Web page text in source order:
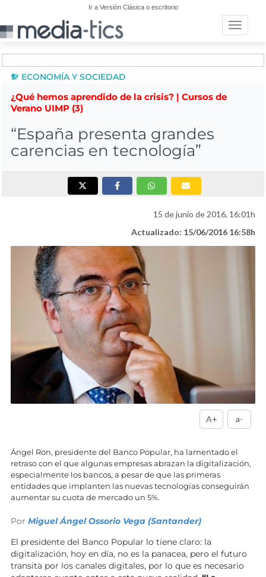
Ir a Versión Clásica o escritorio
Toggle
ECONOMÍA Y SOCIEDAD
¿Qué hemos aprendido de la crisis? | Cursos de
Verano UIMP (3)
“España presenta grandes
carencias en tecnología”
15 de junio de 2016, 16:01h
Actualizado: 15/06/2016 16:58h
A+ a-
Ángel Ron, presidente del Banco Popular, ha lamentado el
retraso con el que algunas empresas abrazan la digitalización,
especialmente los bancos, a pesar de que las primeras
entidades que implanten las nuevas tecnologías conseguirán
aumentar su cuota de mercado un 5%.
Por Miguel Ángel Ossorio Vega (Santander)
El presidente del Banco Popular lo tiene claro: la
digitalización, hoy en día, no es la panacea, pero el futuro
transita por los canales digitales, por lo que es necesario